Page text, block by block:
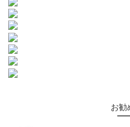
お勧